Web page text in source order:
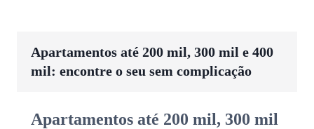
Apartamentos até 200 mil, 300 mil e 400
mil: encontre o seu sem complicação
Apartamentos até 200 mil, 300 mil